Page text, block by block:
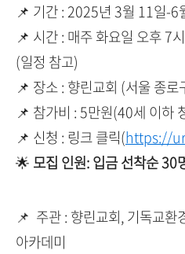
📌 기간 : 2025년 3월 11일-6
📌 시간 : 매주 화요일 오후 7
(일정 참고)
📌 장소 : 향린교회 (서울 종
📌 참가비 : 5만원(40세 이하
📌 신청 : 링크 클릭(https://
🌟 모집 인원: 입금 선착순 30
📌 주관 : 향린교회, 기독교환
아카데미